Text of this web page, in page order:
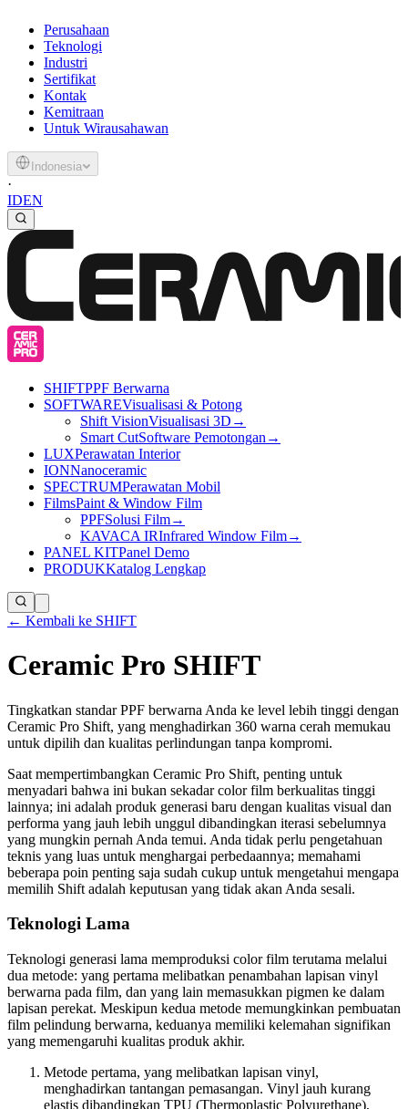
Perusahaan
Teknologi
Industri
Sertifikat
Kontak
Kemitraan
Untuk Wirausahawan
Indonesia
·
IDEN
SHIFTPPF Berwarna
SOFTWAREVisualisasi & Potong
Shift VisionVisualisasi 3D →
Smart CutSoftware Pemotongan →
LUXPerawatan Interior
IONNanoceramic
SPECTRUMPerawatan Mobil
FilmsPaint & Window Film
PPFSolusi Film→
KAVACA IRInfrared Window Film→
PANEL KITPanel Demo
PRODUKKatalog Lengkap
← Kembali ke SHIFT
Ceramic Pro SHIFT
Tingkatkan standar PPF berwarna Anda ke level lebih tinggi dengan
Ceramic Pro Shift, yang menghadirkan 360 warna cerah memukau
untuk dipilih dan kualitas perlindungan tanpa kompromi.
Saat mempertimbangkan Ceramic Pro Shift, penting untuk
menyadari bahwa ini bukan sekadar color film berkualitas tinggi
lainnya; ini adalah produk generasi baru dengan kualitas visual dan
performa yang jauh lebih unggul dibandingkan iterasi sebelumnya
yang mungkin pernah Anda temui. Anda tidak perlu pengetahuan
teknis yang luas untuk menghargai perbedaannya; memahami
beberapa poin penting saja sudah cukup untuk mengetahui mengapa
memilih Shift adalah keputusan yang tidak akan Anda sesali.
Teknologi Lama
Teknologi generasi lama memproduksi color film terutama melalui
dua metode: yang pertama melibatkan penambahan lapisan vinyl
berwarna pada film, dan yang lain memasukkan pigmen ke dalam
lapisan perekat. Meskipun kedua metode memungkinkan pembuatan
film pelindung berwarna, keduanya memiliki kelemahan signifikan
yang memengaruhi kualitas produk akhir.
Metode pertama, yang melibatkan lapisan vinyl,
menghadirkan tantangan pemasangan. Vinyl jauh kurang
elastis dibandingkan TPU (Thermoplastic Polyurethane),